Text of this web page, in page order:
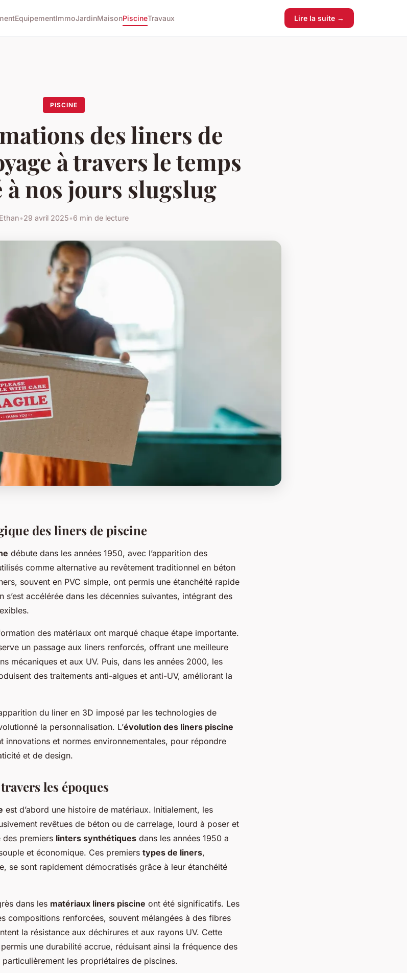
EquipementImmoJardinMaisonPiscineTravaux Lire la suite →
PISCINE
des liners de
à travers le temps
à nos jours slugslug
Ethan•29 avril 2025•6 min de lecture
des liners de piscine
débute dans les années 1950, avec l’apparition des
comme alternative au revêtement traditionnel en béton
souvent en PVC simple, ont permis une étanchéité rapide
accélérée dans les décennies suivantes, intégrant des
des matériaux ont marqué chaque étape importante.
un passage aux liners renforcés, offrant une meilleure
mécaniques et aux UV. Puis, dans les années 2000, les
des traitements anti-algues et anti-UV, améliorant la
du liner en 3D imposé par les technologies de
la personnalisation. L’évolution des liners piscine
innovations et normes environnementales, pour répondre
et de design.
les époques
est d’abord une histoire de matériaux. Initialement, les
revêtues de béton ou de carrelage, lourd à poser et
des premiers linters synthétiques dans les années 1950 a
et économique. Ces premiers types de liners,
se sont rapidement démocratisés grâce à leur étanchéité
dans les matériaux liners piscine ont été significatifs. Les
compositions renforcées, souvent mélangées à des fibres
la résistance aux déchirures et aux rayons UV. Cette
une durabilité accrue, réduisant ainsi la fréquence des
les propriétaires de piscines.